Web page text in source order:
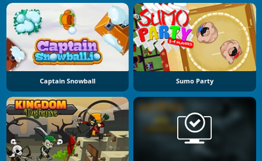
Captain Snowball Sumo Party